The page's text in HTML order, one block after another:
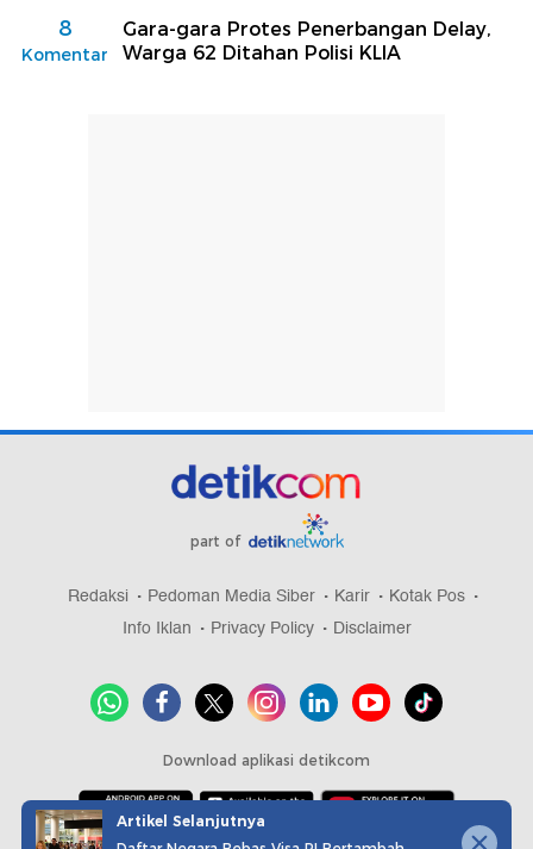
8
Komentar
Gara-gara Protes Penerbangan Delay,
Warga 62 Ditahan Polisi KLIA
part of
Redaksi Pedoman Media Siber Karir
Kotak Pos
Info Iklan
Privacy Policy Disclaimer
Download aplikasi detikcom
Artikel Selanjutnya